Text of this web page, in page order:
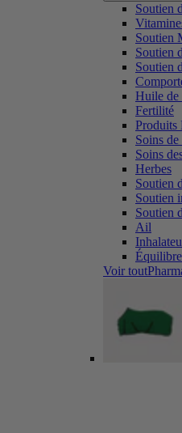
Soutien
Soutien
Soutien
Soutien
Huile de
Fertilité
Produits
Soins de
Soins
Herbes
Soutien
Soutien
Soutien
Ail
Voir